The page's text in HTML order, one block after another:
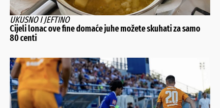
UKUSNO I JEFTINO
Cijeli lonac ove fine domaće juhe možete skuhati za samo
80 centi